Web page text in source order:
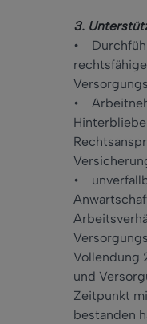
3.
•
rechtsfähige
•
•
Vollendung
und
Zeitpunkt
bestanden